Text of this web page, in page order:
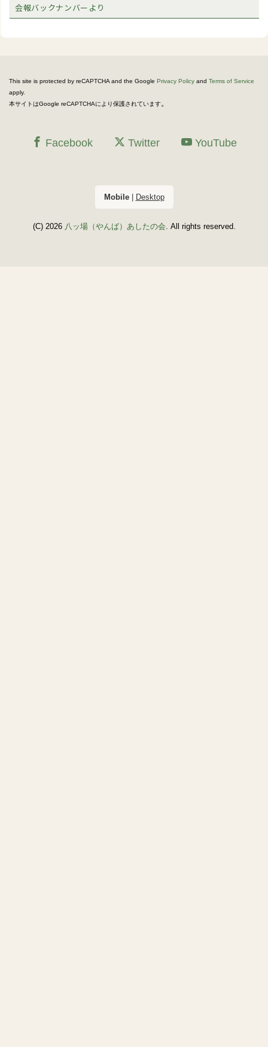
会報バックナンバーより
This site is protected by reCAPTCHA and the Google Privacy Policy and Terms of Service
apply.
本サイトはGoogle reCAPTCHAにより保護されています。
Facebook Twitter YouTube
Mobile| Desktop
(C) 2026 八ッ場（やんば）あしたの会 . All rights reserved.